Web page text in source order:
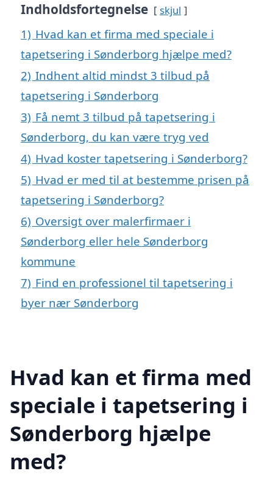
Indholdsfortegnelse skjul
1) Hvad kan et firma med speciale i
tapetsering i Sønderborg hjælpe med?
2) Indhent altid mindst 3 tilbud på
tapetsering i Sønderborg
3) Få nemt 3 tilbud på tapetsering i
Sønderborg, du kan være tryg ved
4) Hvad koster tapetsering i Sønderborg?
5) Hvad er med til at bestemme prisen på
tapetsering i Sønderborg?
6) Oversigt over malerfirmaer i
Sønderborg eller hele Sønderborg
kommune
7) Find en professionel til tapetsering i
byer nær Sønderborg
Hvad kan et firma med
speciale i tapetsering i
Sønderborg hjælpe
med?